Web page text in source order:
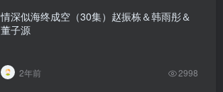
情深似海终成空（30集）赵振栋＆韩雨彤＆
董子源
2年前 2998